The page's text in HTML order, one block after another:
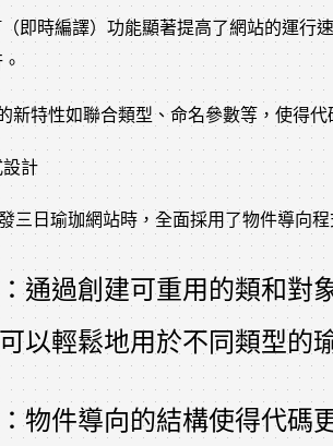
即時編譯）功能顯著提高了網站的運行
新特性如聯合類型、命名參數等，使得
計
三日瑜珈網站時，全面採用了物件導向
通過創建可重用的類和對
以輕鬆地用於不同類型的
物件導向的結構使得代碼